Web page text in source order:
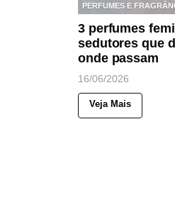
PERFUMES E
3 perfumes
sedutores que
onde passam
16/06/2026
Veja Mais